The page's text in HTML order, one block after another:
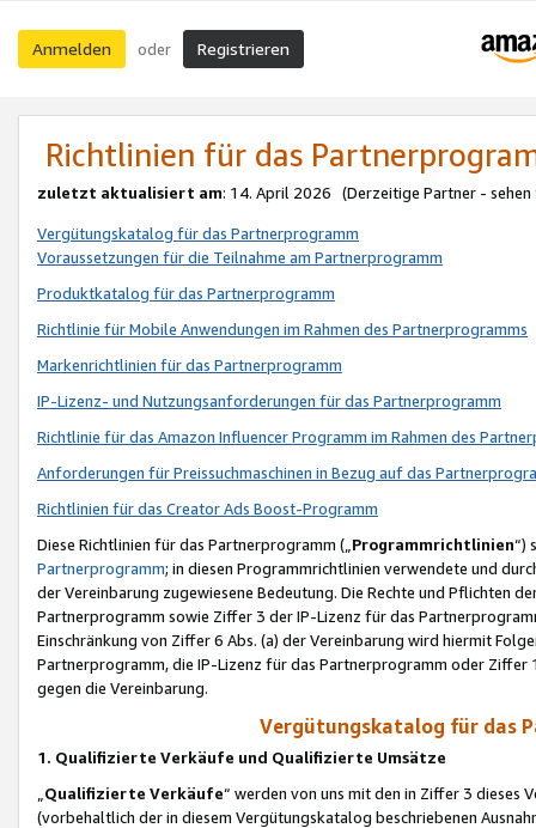
Anmelden oder Registrieren
Richtlinien für das
zuletzt aktualisiert am: 14. April 2026 (Derzeitige Partner - sehen
Vergütungskatalog für das Partnerprogramm
Voraussetzungen für die Teilnahme am Partnerprogramm
Produktkatalog für das Partnerprogramm
Richtlinie für Mobile Anwendungen im Rahmen des Partnerprogramms
Markenrichtlinien für das Partnerprogramm
IP-Lizenz- und Nutzungsanforderungen für das Partnerprogramm
Richtlinie für das Amazon Influencer Programm im Rahmen des
Anforderungen für Preissuchmaschinen in Bezug auf das
Richtlinien für das Creator Ads Boost-Programm
Diese Richtlinien für das Partnerprogramm („Programmrichtlinien“)
Partnerprogramm; in diesen Programmrichtlinien verwendete und
der Vereinbarung zugewiesene Bedeutung. Die Rechte und Pflichten
Partnerprogramm sowie Ziffer 3 der IP-Lizenz für das
Einschränkung von Ziffer 6 Abs. (a) der Vereinbarung wird hiermit
Partnerprogramm, die IP-Lizenz für das Partnerprogramm oder
gegen die Vereinbarung.
Vergütungskatalog für das
1. Qualifizierte Verkäufe und Qualifizierte Umsätze
Qualifizierte Verkäufe“ werden von uns mit den in Ziffer 3
(vorbehaltlich der in diesem Vergütungskatalog beschriebenen